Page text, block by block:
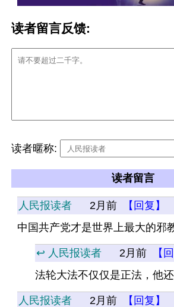
读者留言反馈:
读者暱称:
读者留言
人民报读者 2月前
【回复】
中国共产党才是世界上最大的邪
↩️ 人民报读者 2月前
【
法轮大法不仅仅是正法，他还
人民报读者 2月前
【回复】